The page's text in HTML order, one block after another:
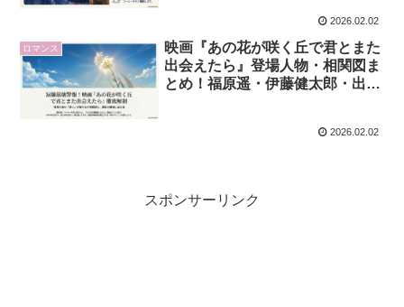
2026.02.02
ロマンス
映画『あの花が咲く丘で君とまた
出会えたら』登場人物・相関図ま
とめ！福原遥・伊藤健太郎・出口
2026.02.02
スポンサーリンク